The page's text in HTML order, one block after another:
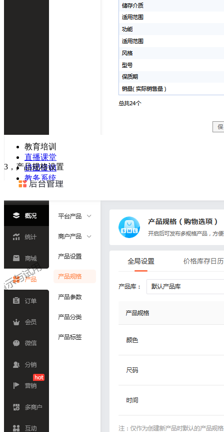
教育培训
直播课堂
拼团促销
教务系统
在线答题
教育小程序
行业方案
社区团购
日用百货
美妆行业
宠物门店
更多...
3，产品规格设置